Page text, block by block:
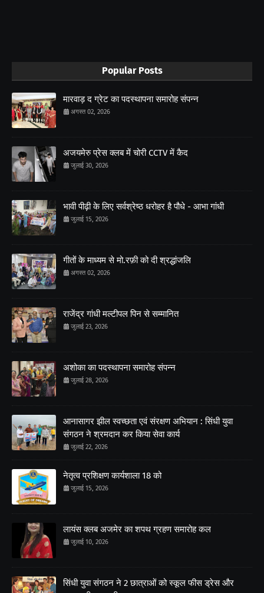
Popular Posts
मारवाड़ द ग्रेट का पदस्थापना समारोह संपन्न
अगस्त 02, 2026
अजयमेरु प्रेस क्लब में चोरी CCTV में कैद
जुलाई 30, 2026
भावी पीढ़ी के लिए सर्वश्रेष्ठ धरोहर है पौधे - आभा गांधी
जुलाई 15, 2026
गीतों के माध्यम से मो.रफ़ी को दी श्रद्धांजलि
अगस्त 02, 2026
राजेंद्र गांधी मल्टीपल पिन से सम्मानित
जुलाई 23, 2026
अशोका का पदस्थापना समारोह संपन्न
जुलाई 28, 2026
आनासागर झील स्वच्छता एवं संरक्षण अभियान : सिंधी युवा
संगठन ने श्रमदान कर किया सेवा कार्य
जुलाई 22, 2026
नेतृत्व प्रशिक्षण कार्यशाला 18 को
जुलाई 15, 2026
लायंस क्लब अजमेर का शपथ ग्रहण समारोह कल
जुलाई 10, 2026
सिंधी युवा संगठन ने 2 छात्राओं को स्कूल फीस ड्रेस और